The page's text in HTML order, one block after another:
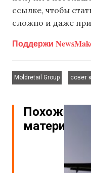
ссылке, чтобы
сложно и даже
Поддержи
Moldretail Group
совет
Похожие
материалы